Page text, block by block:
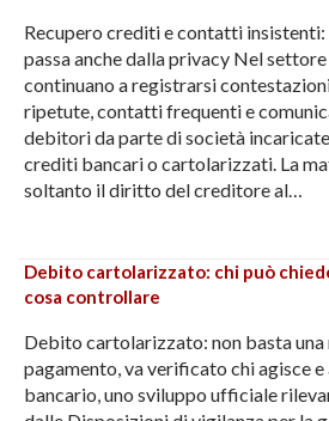
Recupero crediti e contatti
passa anche dalla privacy Nel
continuano a registrarsi
ripetute, contatti frequenti e
debitori da parte di società
crediti bancari o cartolarizzati. La
soltanto il diritto del creditore al…
Debito cartolarizzato: chi può
cosa controllare
Debito cartolarizzato: non basta
pagamento, va verificato chi agisce
bancario, uno sviluppo ufficiale